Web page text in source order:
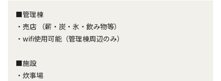
■管理棟
・売店 （薪・炭・氷・飲み物等）
・wifi使用可能（管理棟周辺のみ）
■施設
・炊事場